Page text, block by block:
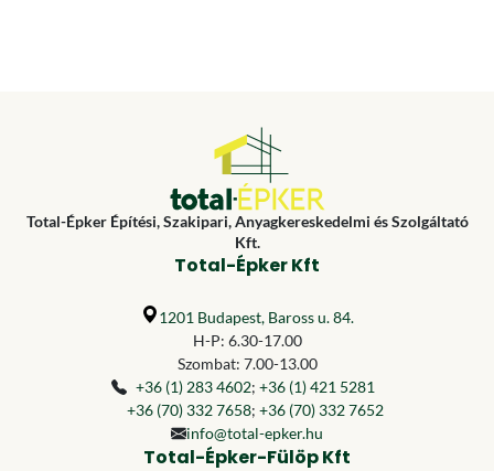
Total-Épker Építési, Szakipari, Anyagkereskedelmi és Szolgáltató
Kft.
Total-Épker Kft
1201 Budapest, Baross u. 84.
H-P: 6.30-17.00
Szombat: 7.00-13.00
+36 (1) 283 4602; +36 (1) 421 5281
+36 (70) 332 7658; +36 (70) 332 7652
info@total-epker.hu
Total-Épker-Fülöp Kft